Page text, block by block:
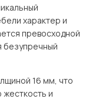
характер и
превосходной
безупречный
16 мм, что
и